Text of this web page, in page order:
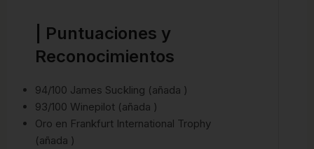
| Puntuaciones y
Reconocimientos
94/100 James Suckling (añada )
93/100 Winepilot (añada )
Oro en Frankfurt International Trophy
(añada )